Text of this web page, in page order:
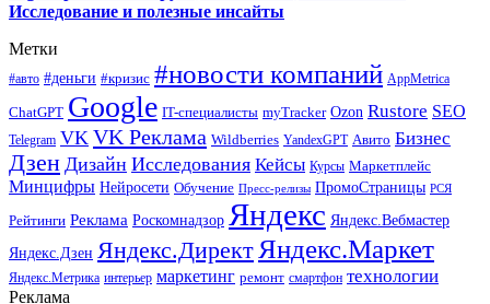
Исследование и полезные инсайты
Метки
#авто #деньги #кризис #новости компаний AppMetrica
ChatGPT Google IT-специалисты myTracker Ozon Rustore SEO
Telegram VK VK Реклама Wildberries YandexGPT Авито Бизнес
Дзен Дизайн Исследования Кейсы Курсы Маркетплейс
Минцифры Нейросети Обучение Пресс-релизы ПромоСтраницы РСЯ
Рейтинги Реклама Роскомнадзор Яндекс Яндекс.Вебмастер
Яндекс.Дзен Яндекс.ДиректЯндекс.Маркет
Яндекс.Метрика интерьер маркетинг ремонт смартфон технологии
Реклама